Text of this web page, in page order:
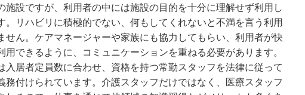
施設ですが、利用者の中には施設の目的を十分に理解せず利用し
。リハビリに積極的でない、何もしてくれないと不満を言う利用
せん。ケアマネージャーや家族にも協力してもらい、利用者が快
用できるように、コミュニケーションを重ねる必要があります。
入居者定員数に合わせ、資格を持つ常勤スタッフを法律に従って
務付けられています。介護スタッフだけではなく、医療スタッフ